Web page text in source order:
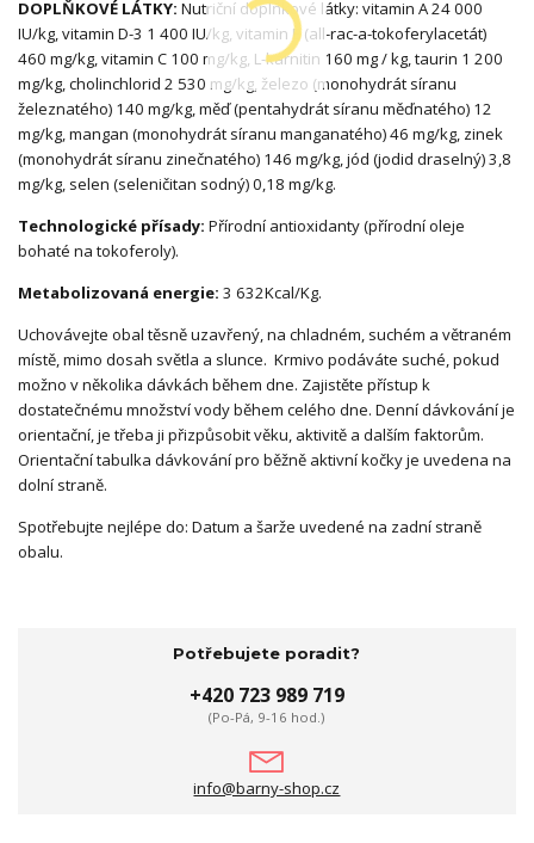
DOPLŇKOVÉ LÁTKY: Nutriční doplňkové látky: vitamin A 24 000
IU/kg, vitamin D-3 1 400 IU/kg, vitamin E (all-rac-a-tokoferylacetát)
460 mg/kg, vitamin C 100 mg/kg, L-karnitin 160 mg / kg, taurin 1 200
mg/kg, cholinchlorid 2 530 mg/kg, železo (monohydrát síranu
železnatého) 140 mg/kg, měď (pentahydrát síranu měďnatého) 12
mg/kg, mangan (monohydrát síranu manganatého) 46 mg/kg, zinek
(monohydrát síranu zinečnatého) 146 mg/kg, jód (jodid draselný) 3,8
mg/kg, selen (seleničitan sodný) 0,18 mg/kg.
Technologické přísady: Přírodní antioxidanty (přírodní oleje
bohaté na tokoferoly).
Metabolizovaná energie: 3 632Kcal/Kg.
Uchovávejte obal těsně uzavřený, na chladném, suchém a větraném
místě, mimo dosah světla a slunce. Krmivo podáváte suché, pokud
možno v několika dávkách během dne. Zajistěte přístup k
dostatečnému množství vody během celého dne. Denní dávkování je
orientační, je třeba ji přizpůsobit věku, aktivitě a dalším faktorům.
Orientační tabulka dávkování pro běžně aktivní kočky je uvedena na
dolní straně.
Spotřebujte nejlépe do: Datum a šarže uvedené na zadní straně
obalu.
Potřebujete poradit?
+420 723 989 719
(Po-Pá, 9-16 hod.)
info@barny-shop.cz